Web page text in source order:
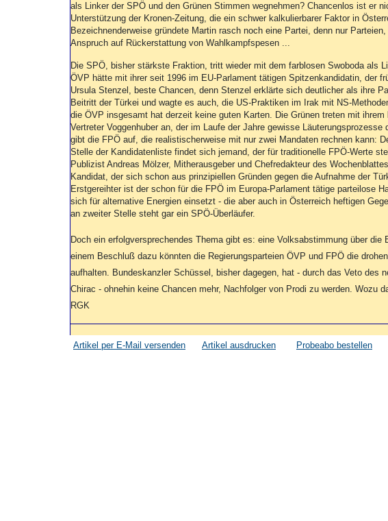
als Linker der SPÖ und den Grünen Stimmen wegnehmen? Chancenlos ist er
Unterstützung der Kronen-Zeitung, die ein schwer kalkulierbarer Faktor in
Bezeichnenderweise gründete Martin rasch noch eine Partei, denn nur
Anspruch auf Rückerstattung von Wahlkampfspesen ...
Die SPÖ, bisher stärkste Fraktion, tritt wieder mit dem farblosen Swoboda als
ÖVP hätte mit ihrer seit 1996 im EU-Parlament tätigen Spitzenkandidatin, der
Ursula Stenzel, beste Chancen, denn Stenzel erklärte sich deutlicher als ihre
Beitritt der Türkei und wagte es auch, die US-Praktiken im Irak mit NS-
die ÖVP insgesamt hat derzeit keine guten Karten. Die Grünen treten mit ihrem
Vertreter Voggenhuber an, der im Laufe der Jahre gewisse Läuterungsprozesse
gibt die FPÖ auf, die realistischerweise mit nur zwei Mandaten rechnen kann:
Stelle der Kandidatenliste findet sich jemand, der für traditionelle FPÖ-Werte
Publizist Andreas Mölzer, Mitherausgeber und Chefredakteur des
Kandidat, der sich schon aus prinzipiellen Gründen gegen die Aufnahme der
Erstgereihter ist der schon für die FPÖ im Europa-Parlament tätige parteilose
sich für alternative Energien einsetzt - die aber auch in Österreich heftigen
an zweiter Stelle steht gar ein SPÖ-Überläufer.
Doch ein erfolgversprechendes Thema gibt es: eine Volksabstimmung über die
einem Beschluß dazu könnten die Regierungsparteien ÖVP und FPÖ die
aufhalten. Bundeskanzler Schüssel, bisher dagegen, hat - durch das Veto des
Chirac - ohnehin keine Chancen mehr, Nachfolger von Prodi zu werden. Wozu
RGK
Artikel per E-Mail versenden Artikel ausdrucken Probeabo bestellen